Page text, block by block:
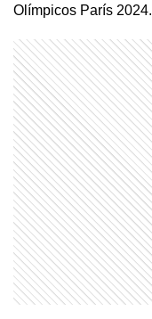
Olímpicos París 2024.